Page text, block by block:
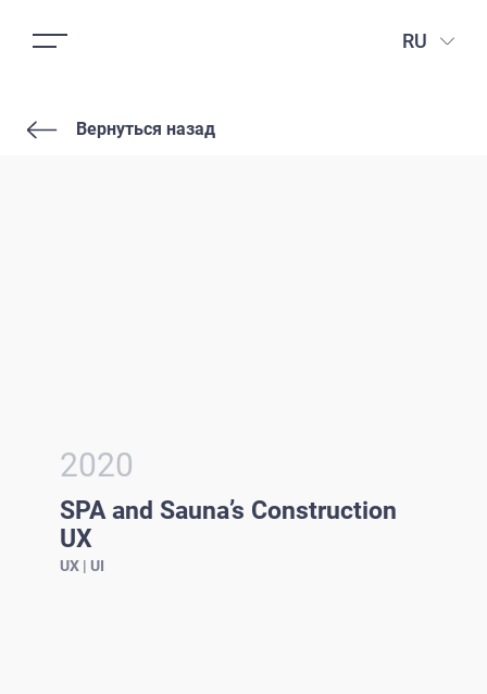
RU
Вернуться назад
2020
SPA and Sauna’s Construction
UX
UX | UI